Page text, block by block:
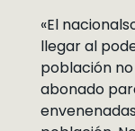
«El
llegar al
población
abonado